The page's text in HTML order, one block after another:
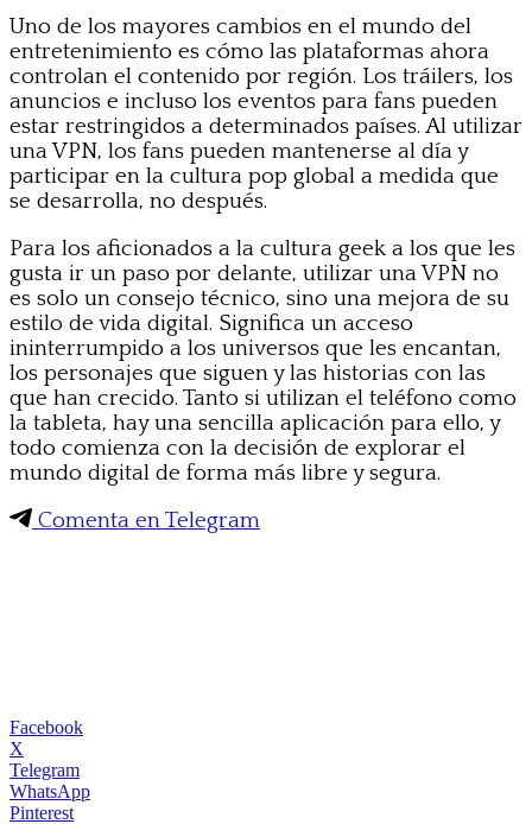
Uno de los mayores cambios en el mundo del
entretenimiento es cómo las plataformas ahora
controlan el contenido por región. Los tráilers, los
anuncios e incluso los eventos para fans pueden
estar restringidos a determinados países. Al utilizar
una VPN, los fans pueden mantenerse al día y
participar en la cultura pop global a medida que
se desarrolla, no después.
Para los aficionados a la cultura geek a los que les
gusta ir un paso por delante, utilizar una VPN no
es solo un consejo técnico, sino una mejora de su
estilo de vida digital. Significa un acceso
ininterrumpido a los universos que les encantan,
los personajes que siguen y las historias con las
que han crecido. Tanto si utilizan el teléfono como
la tableta, hay una sencilla aplicación para ello, y
todo comienza con la decisión de explorar el
mundo digital de forma más libre y segura.
Comenta en Telegram
Facebook
X
Telegram
WhatsApp
Pinterest